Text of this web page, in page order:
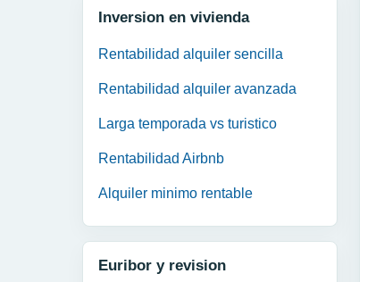
Inversion en vivienda
Rentabilidad alquiler sencilla
Rentabilidad alquiler avanzada
Larga temporada vs turistico
Rentabilidad Airbnb
Alquiler minimo rentable
Euribor y revision